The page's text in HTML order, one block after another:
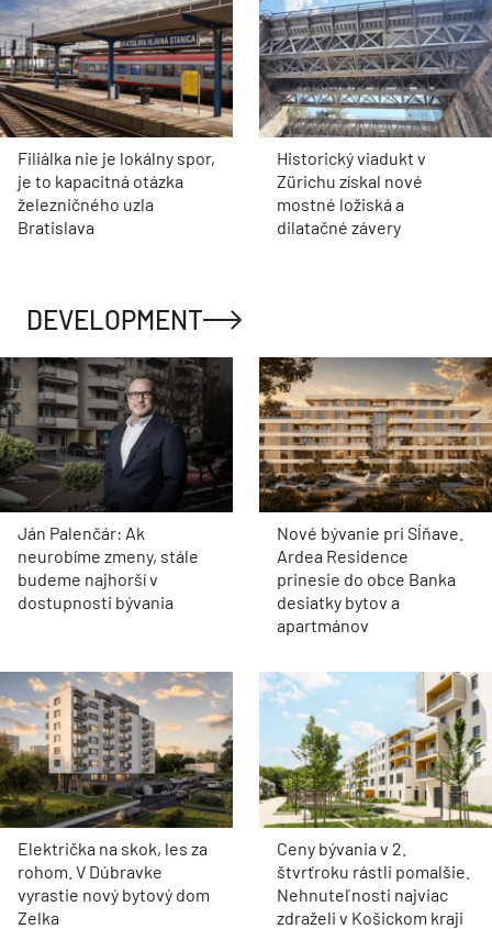
Filiálka nie je lokálny spor,
je to kapacitná otázka
železničného uzla
Bratislava
Historický viadukt v
Zürichu získal nové
mostné ložiská a
dilatačné závery
DEVELOPMENT
Ján Palenčár: Ak
neurobíme zmeny, stále
budeme najhorší v
dostupnosti bývania
Nové bývanie pri Sĺňave.
Ardea Residence
prinesie do obce Banka
desiatky bytov a
apartmánov
Električka na skok, les za
rohom. V Dúbravke
vyrastie nový bytový dom
Zelka
Ceny bývania v 2.
štvrťroku rástli pomalšie.
Nehnuteľnosti najviac
zdraželi v Košickom kraji